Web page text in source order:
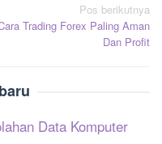
Pos berikutnya
Trading Forex Paling Aman
Dan Profit
Data Komputer